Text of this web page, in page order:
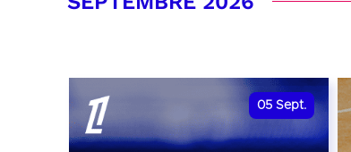
05 Sept.